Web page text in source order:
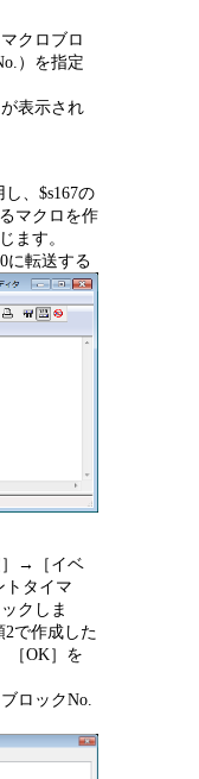
クロブロ
）を指定
表示され
、$s167の
マクロを作
ます。
に転送する
］→［イベ
タイマ
クしま
で作成した
［OK］を
ロックNo.